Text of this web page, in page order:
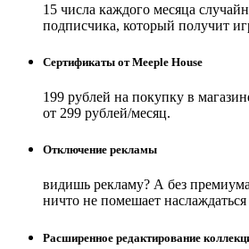
15 числа каждого месяца
подписчика, который получит
Сертификаты от Meeple House
199 рублей на покупку в
от 299 рублей/месяц.
Отключение рекламы
видишь рекламу? А без
ничто не помешает
Расширенное редактирование